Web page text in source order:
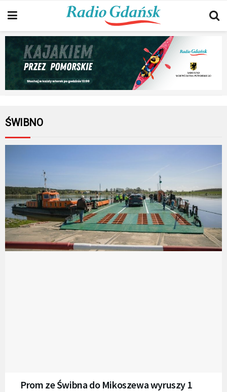
ŚWIBNO
Prom ze Świbna do Mikoszewa wyruszy 1